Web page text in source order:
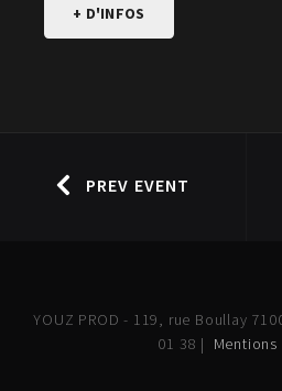
+ D'INFOS
PREV EVENT
YOUZ PROD - 119, rue Boullay
01 38 | Mentions